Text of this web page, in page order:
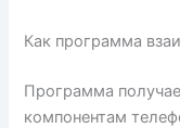
Как программа
Программа
компонентам